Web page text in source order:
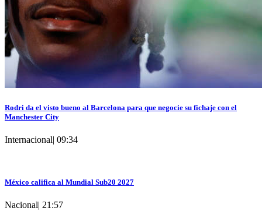
Rodri da el visto bueno al Barcelona para que negocie su fichaje con el
Manchester City
Internacional| 09:34
México califica al Mundial Sub20 2027
Nacional| 21:57